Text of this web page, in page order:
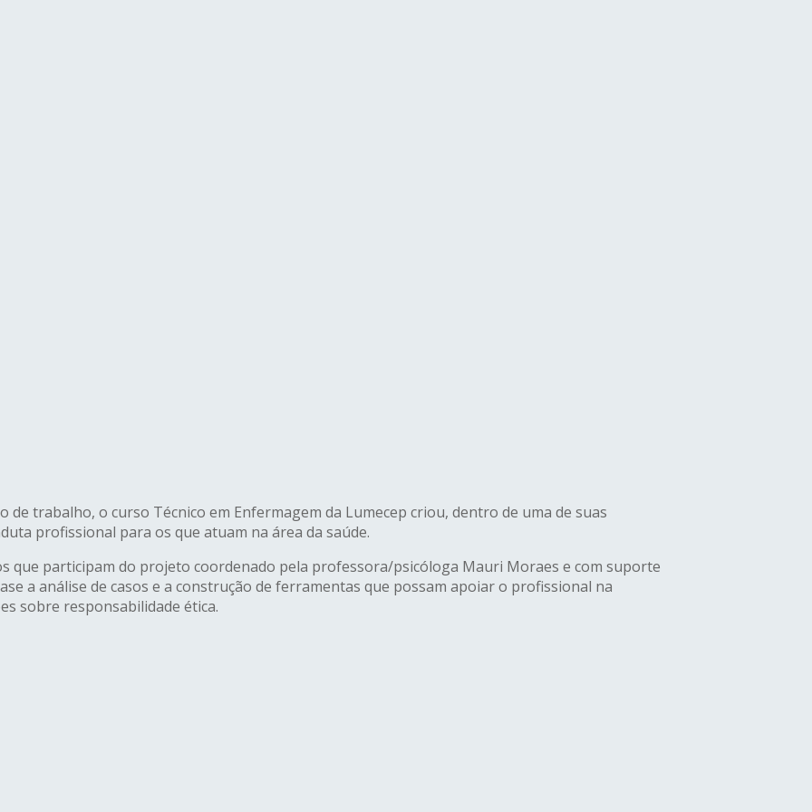
trabalho, o curso Técnico em Enfermagem da Lumecep criou, dentro de uma de suas
profissional para os que atuam na área da saúde.
que participam do projeto coordenado pela professora/psicóloga Mauri Moraes e com suporte
a análise de casos e a construção de ferramentas que possam apoiar o profissional na
sobre responsabilidade ética.